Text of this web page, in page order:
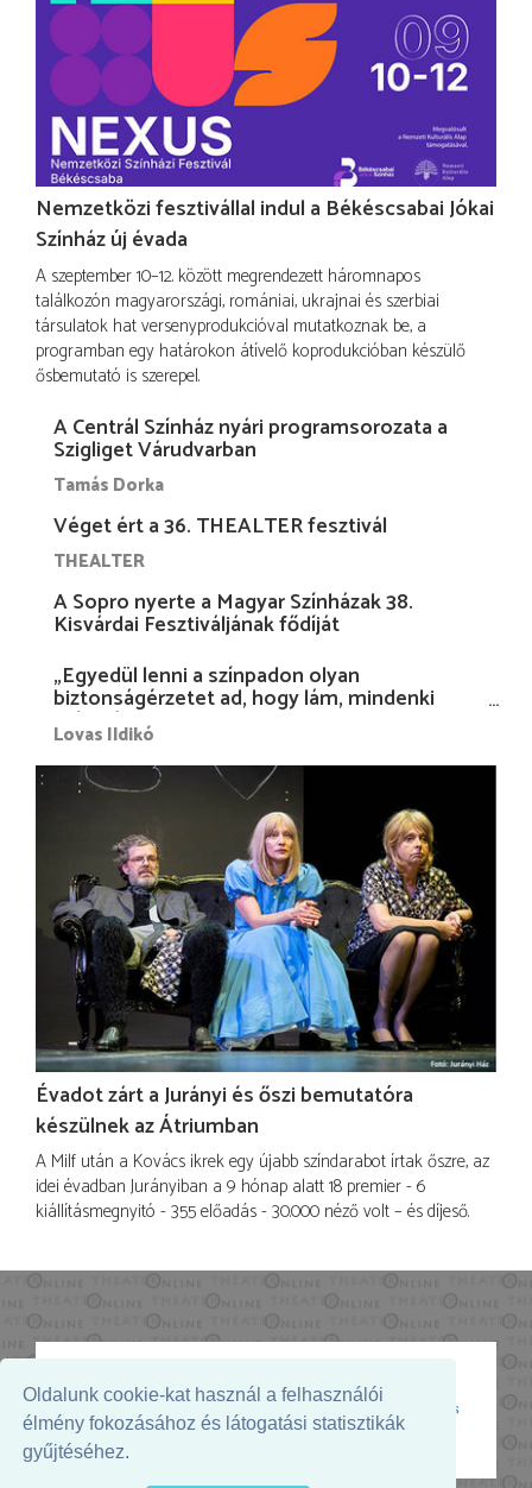
Oldalunk cookie-kat használ a felhasználói
élmény fokozásához és látogatási statisztikák
gyűjtéséhez.
Nemzetközi fesztivállal indul a Békéscsabai Jókai
Színház új évada
A szeptember 10–12. között megrendezett háromnapos
találkozón magyarországi, romániai, ukrajnai és szerbiai
társulatok hat versenyprodukcióval mutatkoznak be, a
programban egy határokon átívelő koprodukcióban készülő
ősbemutató is szerepel.
A Centrál Színház nyári programsorozata a
Szigliget Várudvarban
Tamás Dorka
Véget ért a 36. THEALTER fesztivál
THEALTER
A Sopro nyerte a Magyar Színházak 38.
Kisvárdai Fesztiváljának fődíját
„Egyedül lenni a színpadon olyan
biztonságérzetet ad, hogy lám, mindenki
más nélkül is megvagyok magammal…”
Lovas Ildikó
Évadot zárt a Jurányi és őszi bemutatóra
készülnek az Átriumban
A Milf után a Kovács ikrek egy újabb színdarabot írtak őszre, az
idei évadban Jurányiban a 9 hónap alatt 18 premier - 6
kiállításmegnyitó - 355 előadás - 30.000 néző volt – és díjeső.
Az oldal megjelenését támogatja: